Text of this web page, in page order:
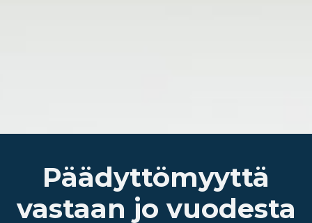
​Päädyttömyyttä
vastaan jo vuodesta